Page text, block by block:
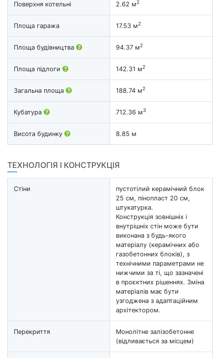
Поверхня котельні 2.62 м2
Площа гаража 17.53 м2
Площа будівництва 94.37 м2
Площа підлоги 142.31 м2
Загальна площа 188.74 м2
Кубатура 712.36 м3
Висота будинку 8.85 м
ТЕХНОЛОГІЯ І КОНСТРУКЦІЯ
Стіни
пустотілий керамічний блок
25 см, пінопласт 20 см,
штукатурка.
Конструкція зовнішніх і
внутрішніх стін може бути
виконана з будь-якого
матеріалу (керамічних або
газобетонних блоків), з
технічними параметрами не
нижчими за ті, що зазначені
в проєктних рішеннях. Зміна
матеріалів має бути
узгоджена з адаптаційним
архітектором.
Перекриття
Монолітне залізобетонне
(відливається за місцем)